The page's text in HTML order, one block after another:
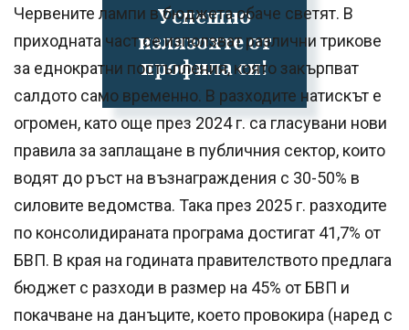
Успешно
излязохте от
профила си!
Червените лампи в бюджета обаче светят. В
приходната част се използват различни трикове
за еднократни постъпления, която закърпват
салдото само временно. В разходите натискът е
огромен, като още през 2024 г. са гласувани нови
правила за заплащане в публичния сектор, които
водят до ръст на възнаграждения с 30-50% в
силовите ведомства. Така през 2025 г. разходите
по консолидираната програма достигат 41,7% от
БВП. В края на годината правителството предлага
бюджет с разходи в размер на 45% от БВП и
покачване на данъците, което провокира (наред с